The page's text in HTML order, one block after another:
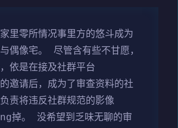
里零所情况事里方的悠斗成为
偶像宅。 尽管含有些不甘愿，
依是在接及社群平台
邀请后，成为了审查资料的社
责将违反社群规范的影像
。 没希望到乏味无聊的审